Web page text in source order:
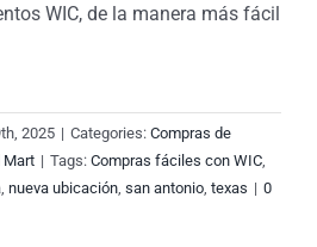
WIC, de la manera más fácil
2025 | Categories: Compras de
Mart | Tags: Compras fáciles con WIC,
, nueva ubicación, san antonio, texas | 0